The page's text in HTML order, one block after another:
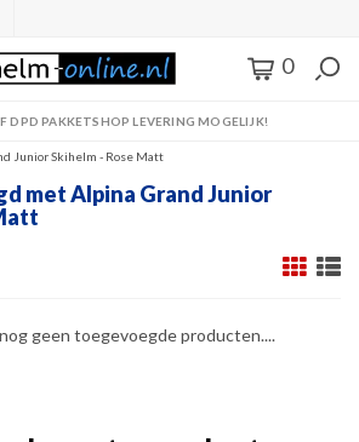
0
DPD PAKKETSHOP LEVERING MOGELIJK!
Junior Skihelm - Rose Matt
met Alpina Grand Junior
geen toegevoegde producten....